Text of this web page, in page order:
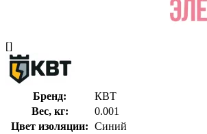
[]
Бренд:
КВТ
Вес, кг:
0.001
Цвет изоляции: Синий